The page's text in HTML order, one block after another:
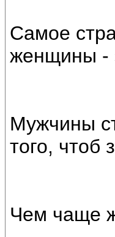
Самое
женщины -
Мужчины
того, чтоб
Чем чаще